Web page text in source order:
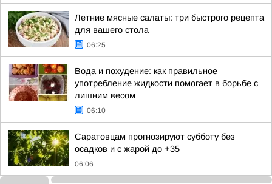
Летние мясные салаты: три быстрого рецепта
для вашего стола
06:25
Вода и похудение: как правильное
употребление жидкости помогает в борьбе с
лишним весом
06:10
Саратовцам прогнозируют субботу без
осадков и с жарой до +35
06:06